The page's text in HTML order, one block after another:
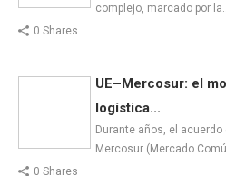
complejo, marcado por la…
0 Shares
UE–Mercosur: el
logística...
Durante años, el acuerdo
Mercosur (Mercado
0 Shares